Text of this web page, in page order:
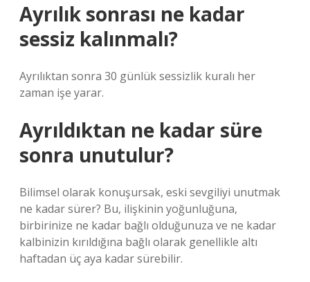
Ayrılık sonrası ne kadar
sessiz kalınmalı?
Ayrılıktan sonra 30 günlük sessizlik kuralı her
zaman işe yarar.
Ayrıldıktan ne kadar süre
sonra unutulur?
Bilimsel olarak konuşursak, eski sevgiliyi unutmak
ne kadar sürer? Bu, ilişkinin yoğunluğuna,
birbirinize ne kadar bağlı olduğunuza ve ne kadar
kalbinizin kırıldığına bağlı olarak genellikle altı
haftadan üç aya kadar sürebilir.